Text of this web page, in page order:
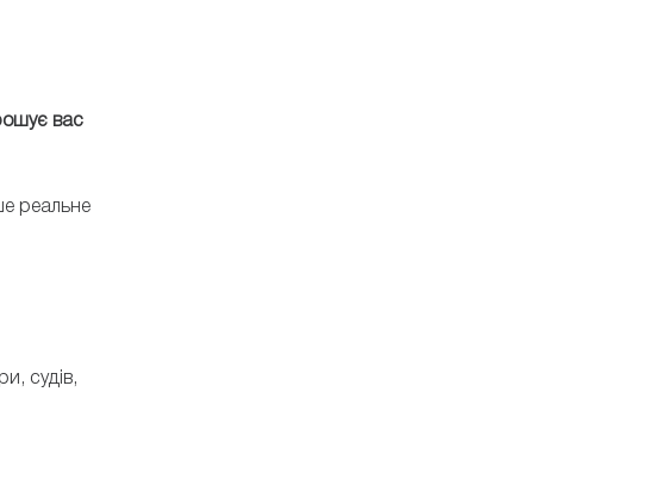
вас
реальне
судів,